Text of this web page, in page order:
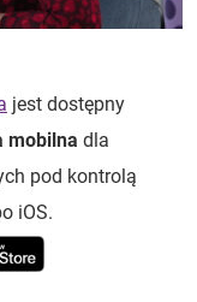
jest dostępny
mobilna dla
pod kontrolą
iOS.